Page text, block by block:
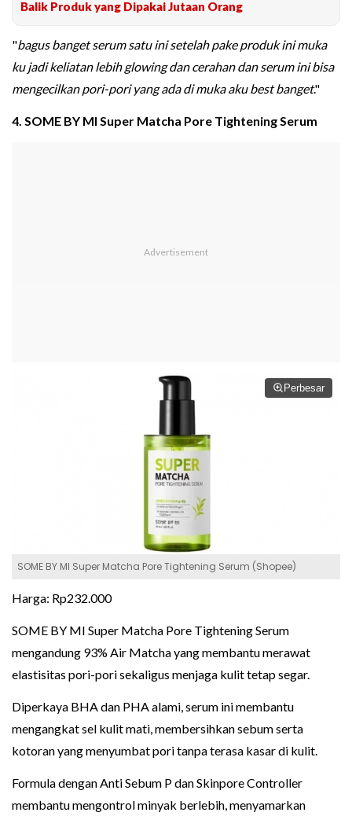
Balik Produk yang Dipakai Jutaan Orang
"bagus banget serum satu ini setelah pake produk ini muka
ku jadi keliatan lebih glowing dan cerahan dan serum ini bisa
mengecilkan pori-pori yang ada di muka aku best banget."
4. SOME BY MI Super Matcha Pore Tightening Serum
Perbesar
SOME BY MI Super Matcha Pore Tightening Serum (Shopee)
Harga: Rp232.000
SOME BY MI Super Matcha Pore Tightening Serum
mengandung 93% Air Matcha yang membantu merawat
elastisitas pori-pori sekaligus menjaga kulit tetap segar.
Diperkaya BHA dan PHA alami, serum ini membantu
mengangkat sel kulit mati, membersihkan sebum serta
kotoran yang menyumbat pori tanpa terasa kasar di kulit.
Formula dengan Anti Sebum P dan Skinpore Controller
membantu mengontrol minyak berlebih, menyamarkan